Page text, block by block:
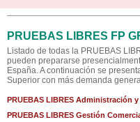
PRUEBAS LIBRES FP
Listado de todas la PRUEBAS
pueden prepararse
España. A continuación se
Superior con más demanda
PRUEBAS LIBRES Administración
PRUEBAS LIBRES Gestión